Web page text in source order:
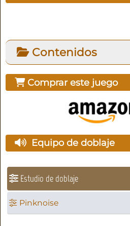
Contenidos
Comprar este juego
Equipo de doblaje
Estudio de doblaje
Pinknoise